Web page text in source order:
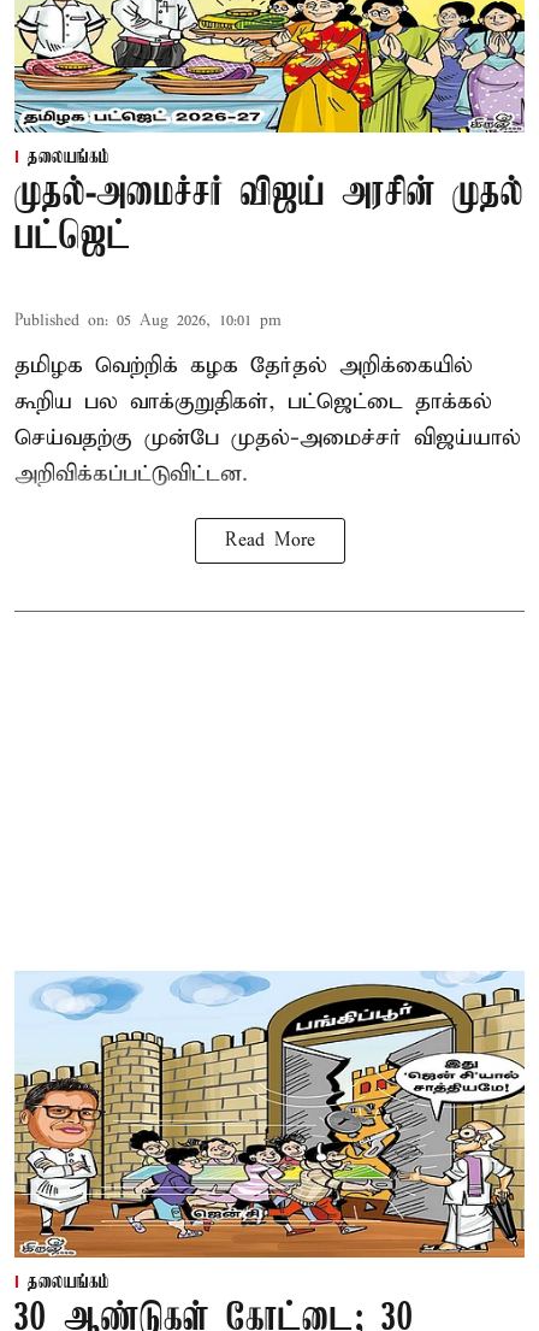
தலையங்கம்
முதல்-அமைச்சர் விஜய் அரசின் முதல்
பட்ஜெட்
Published on: 05 Aug 2026, 10:01 pm
தமிழக வெற்றிக் கழக தேர்தல் அறிக்கையில்
கூறிய பல வாக்குறுதிகள், பட்ஜெட்டை தாக்கல்
செய்வதற்கு முன்பே முதல்-அமைச்சர் விஜய்யால்
அறிவிக்கப்பட்டுவிட்டன.
Read More
தலையங்கம்
30 ஆண்டுகள் கோட்டை; 30